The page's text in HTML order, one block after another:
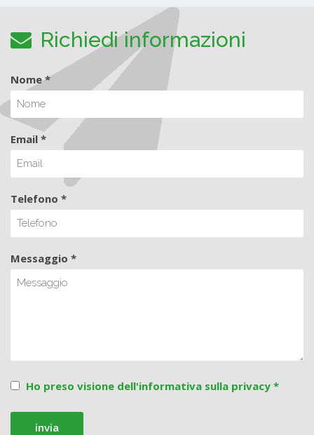
Richiedi informazioni
Nome *
Email *
Telefono *
Messaggio *
Ho preso visione dell'informativa sulla privacy *